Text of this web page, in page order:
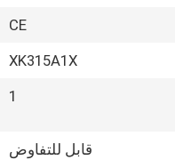
CE
XK315A1X
1
قابل للتفاوض